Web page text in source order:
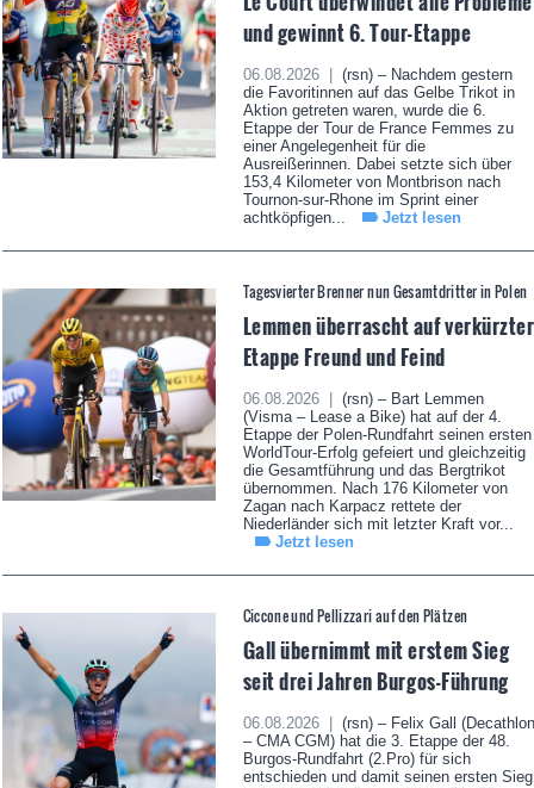
und gewinnt 6. Tour-Etappe
06.08.2026 |
(rsn) – Nachdem gestern
die Favoritinnen auf das Gelbe Trikot in
Aktion getreten waren, wurde die 6.
Etappe der Tour de France Femmes zu
einer Angelegenheit für die
Ausreißerinnen. Dabei setzte sich über
153,4 Kilometer von Montbrison nach
Tournon-sur-Rhone im Sprint einer
achtköpfigen...
Jetzt lesen
Tagesvierter Brenner nun Gesamtdritter in Polen
Lemmen überrascht auf verkürzter
Etappe Freund und Feind
06.08.2026 |
(rsn) – Bart Lemmen
(Visma – Lease a Bike) hat auf der 4.
Etappe der Polen-Rundfahrt seinen ersten
WorldTour-Erfolg gefeiert und gleichzeitig
die Gesamtführung und das Bergtrikot
übernommen. Nach 176 Kilometer von
Zagan nach Karpacz rettete der
Niederländer sich mit letzter Kraft vor...
Jetzt lesen
Ciccone und Pellizzari auf den Plätzen
Gall übernimmt mit erstem Sieg
seit drei Jahren Burgos-Führung
06.08.2026 |
(rsn) – Felix Gall (Decathlon
– CMA CGM) hat die 3. Etappe der 48.
Burgos-Rundfahrt (2.Pro) für sich
entschieden und damit seinen ersten Sieg